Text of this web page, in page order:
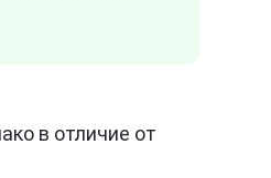
в отличие от